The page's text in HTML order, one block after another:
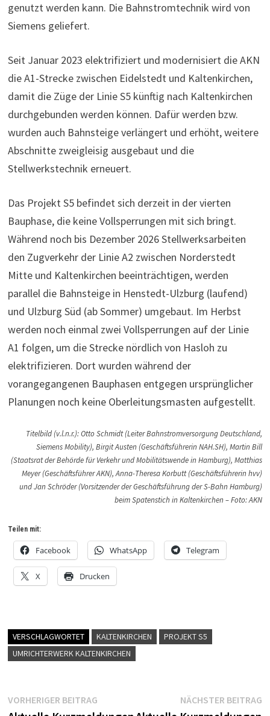
genutzt werden kann. Die Bahnstromtechnik wird von
Siemens geliefert.
Seit Januar 2023 elektrifiziert und modernisiert die AKN
die A1-Strecke zwischen Eidelstedt und Kaltenkirchen,
damit die Züge der Linie S5 künftig nach Kaltenkirchen
durchgebunden werden können. Dafür werden bzw.
wurden auch Bahnsteige verlängert und erhöht, weitere
Abschnitte zweigleisig ausgebaut und die
Stellwerkstechnik erneuert.
Das Projekt S5 befindet sich derzeit in der vierten
Bauphase, die keine Vollsperrungen mit sich bringt.
Während noch bis Dezember 2026 Stellwerksarbeiten
den Zugverkehr der Linie A2 zwischen Norderstedt
Mitte und Kaltenkirchen beeinträchtigen, werden
parallel die Bahnsteige in Henstedt-Ulzburg (laufend)
und Ulzburg Süd (ab Sommer) umgebaut. Im Herbst
werden noch einmal zwei Vollsperrungen auf der Linie
A1 folgen, um die Strecke nördlich von Hasloh zu
elektrifizieren. Dort wurden während der
vorangegangenen Bauphasen entgegen ursprünglicher
Planungen noch keine Oberleitungsmasten aufgestellt.
Titelbild (v.l.n.r.): Otto Schmidt (Leiter Bahnstromversorgung Deutschland,
Siemens Mobility), Birgit Austen (Geschäftsführerin NAH.SH), Martin Bill
(Staatsrat der Behörde für Verkehr und Mobilitätswende in Hamburg), Matthias
Meyer (Geschäftsführer AKN), Anna-Theresa Korbutt (Geschäftsführerin hvv)
und Jan Schröder (Vorsitzender der Geschäftsführung der S-Bahn Hamburg)
beim Spatenstich in Kaltenkirchen – Foto: AKN
Teilen mit:
Facebook WhatsApp Telegram
X Drucken
VERSCHLAGWORTET KALTENKIRCHEN
PROJEKT S5
UMRICHTERWERK KALTENKIRCHEN
Beitragsnavigation
VORHERIGER BEITRAGVorheriger
NÄCHSTER BEITRAG